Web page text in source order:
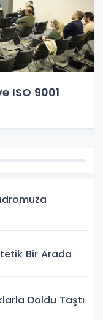
ISO 9001
Bir Arada
Doldu Taştı